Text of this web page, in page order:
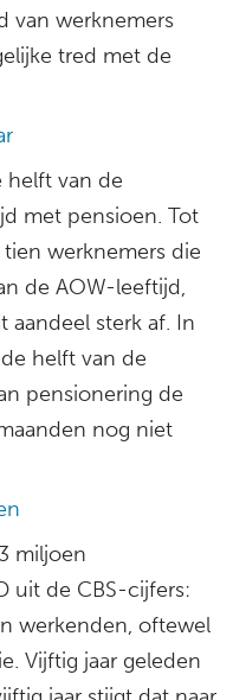
van werknemers
tred met de
helft van de
met pensioen. Tot
werknemers die
de AOW-leeftijd,
aandeel sterk af. In
helft van de
pensionering de
nog niet
miljoen
uit de CBS-cijfers:
werkenden, oftewel
Vijftig jaar geleden